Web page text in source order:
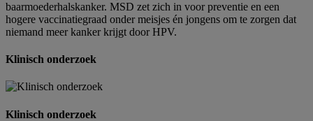
baarmoederhalskanker. MSD zet zich in voor preventie en een
hogere vaccinatiegraad onder meisjes én jongens om te zorgen dat
niemand meer kanker krijgt door HPV.
Klinisch onderzoek
Klinisch onderzoek